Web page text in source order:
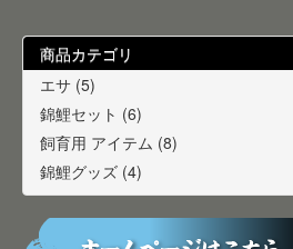
商品カテゴリ
エサ (5)
錦鯉セット (6)
飼育用 アイテム (8)
錦鯉グッズ (4)